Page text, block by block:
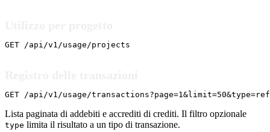
GET /api/v1/usage/projects
GET /api/v1/usage/
Lista paginata di addebiti e accrediti di crediti. Il filtro opzionale
type limita il risultato a un tipo di transazione.